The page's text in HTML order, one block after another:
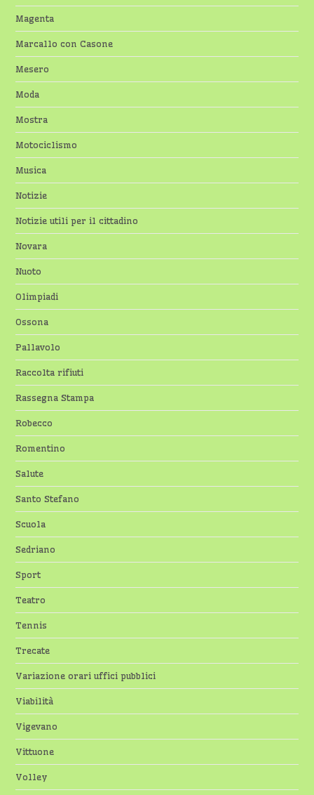
Magenta
Marcallo con Casone
Mesero
Moda
Mostra
Motociclismo
Musica
Notizie
Notizie utili per il cittadino
Novara
Nuoto
Olimpiadi
Ossona
Pallavolo
Raccolta rifiuti
Rassegna Stampa
Robecco
Romentino
Salute
Santo Stefano
Scuola
Sedriano
Sport
Teatro
Tennis
Trecate
Variazione orari uffici pubblici
Viabilità
Vigevano
Vittuone
Volley